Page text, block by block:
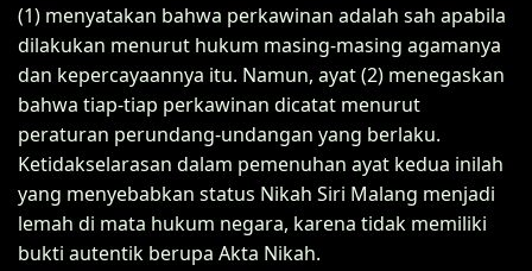
(1) menyatakan bahwa perkawinan adalah sah apabila
dilakukan menurut hukum masing-masing agamanya
dan kepercayaannya itu. Namun, ayat (2) menegaskan
bahwa tiap-tiap perkawinan dicatat menurut
peraturan perundang-undangan yang berlaku.
Ketidakselarasan dalam pemenuhan ayat kedua inilah
yang menyebabkan status Nikah Siri Malang menjadi
lemah di mata hukum negara, karena tidak memiliki
bukti autentik berupa Akta Nikah.